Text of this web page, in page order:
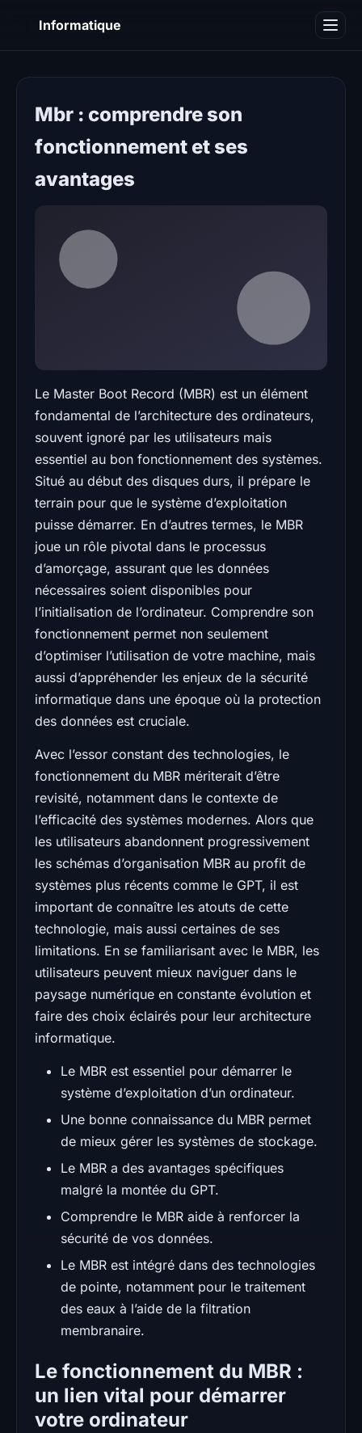
Informatique
Mbr : comprendre son
fonctionnement et ses
avantages
Le Master Boot Record (MBR) est un élément
fondamental de l’architecture des ordinateurs,
souvent ignoré par les utilisateurs mais
essentiel au bon fonctionnement des systèmes.
Situé au début des disques durs, il prépare le
terrain pour que le système d’exploitation
puisse démarrer. En d’autres termes, le MBR
joue un rôle pivotal dans le processus
d’amorçage, assurant que les données
nécessaires soient disponibles pour
l’initialisation de l’ordinateur. Comprendre son
fonctionnement permet non seulement
d’optimiser l’utilisation de votre machine, mais
aussi d’appréhender les enjeux de la sécurité
informatique dans une époque où la protection
des données est cruciale.
Avec l’essor constant des technologies, le
fonctionnement du MBR mériterait d’être
revisité, notamment dans le contexte de
l’efficacité des systèmes modernes. Alors que
les utilisateurs abandonnent progressivement
les schémas d’organisation MBR au profit de
systèmes plus récents comme le GPT, il est
important de connaître les atouts de cette
technologie, mais aussi certaines de ses
limitations. En se familiarisant avec le MBR, les
utilisateurs peuvent mieux naviguer dans le
paysage numérique en constante évolution et
faire des choix éclairés pour leur architecture
informatique.
Le MBR est essentiel pour démarrer le
système d’exploitation d’un ordinateur.
Une bonne connaissance du MBR permet
de mieux gérer les systèmes de stockage.
Le MBR a des avantages spécifiques
malgré la montée du GPT.
Comprendre le MBR aide à renforcer la
sécurité de vos données.
Le MBR est intégré dans des technologies
de pointe, notamment pour le traitement
des eaux à l’aide de la filtration
membranaire.
Le fonctionnement du MBR :
un lien vital pour démarrer
votre ordinateur